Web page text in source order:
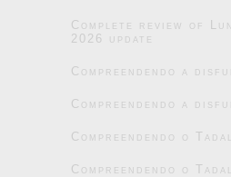
Complete review of
2026 update
Compreendendo a
Compreendendo a
Compreendendo o
Compreendendo o